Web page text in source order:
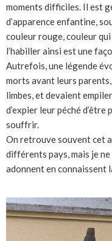
moments difficiles. Il est
d’apparence enfantine,
couleur rouge, couleur
l’habiller ainsi est une
Autrefois, une légende
morts avant leurs
limbes, et devaient
d’expier leur péché
souffrir.
On retrouve souvent cet
différents pays, mais je ne
adonnent en connaissent